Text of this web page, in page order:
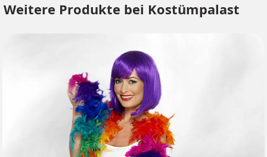
Weitere Produkte bei Kostümpalast